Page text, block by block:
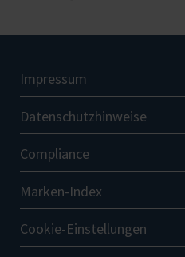
Impressum
Datenschutzhinweise
Compliance
Marken-Index
Cookie-Einstellungen